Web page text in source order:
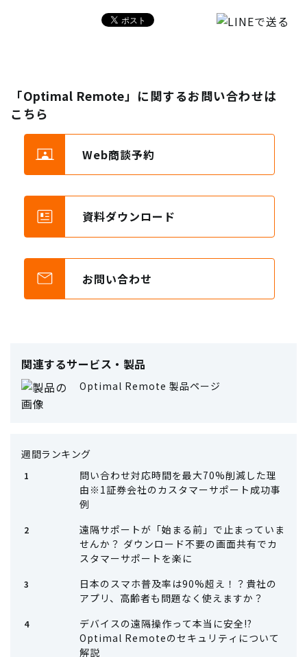
「Optimal Remote」に関するお問い合わせは
こちら
Web商談予約
資料ダウンロード
お問い合わせ
関連するサービス・製品
Optimal Remote 製品ページ
週間ランキング
問い合わせ対応時間を最大70%削減した理
由※1証券会社のカスタマーサポート成功事
例
遠隔サポートが「始まる前」で止まっていま
せんか？ ダウンロード不要の画面共有でカ
スタマーサポートを楽に
日本のスマホ普及率は90%超え！？貴社の
アプリ、高齢者も問題なく使えますか？
デバイスの遠隔操作って本当に安全!?
Optimal Remoteのセキュリティについて
解説